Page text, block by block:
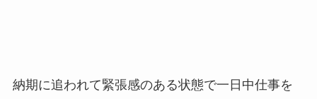
納期に追われて緊張感のある状態で一日中仕事を